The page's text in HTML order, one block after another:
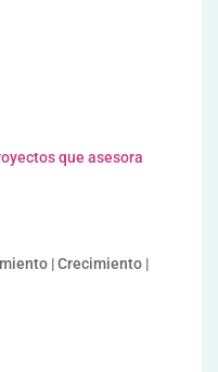
que asesora
| Crecimiento |